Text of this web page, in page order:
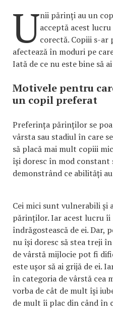
Unii părinți au un
acceptă acest
corectă. Copiii s-ar
afectează în moduri pe
Iată de ce nu este bine să
Motivele pentru
un copil preferat
Preferința părinților se
vârsta sau stadiul în care
să placă mai mult copiii
își doresc în mod constant
demonstrând ce abilități
Cei mici sunt vulnerabili și
părinților. Iar acest lucru îi
îndrăgostească de ei. Dar,
nu își doresc să stea treji
de vârstă mijlocie pot fi
este ușor să ai grijă de ei.
în categoria de vârstă cea
vorba de cât de mult își
de mult îi plac din când în